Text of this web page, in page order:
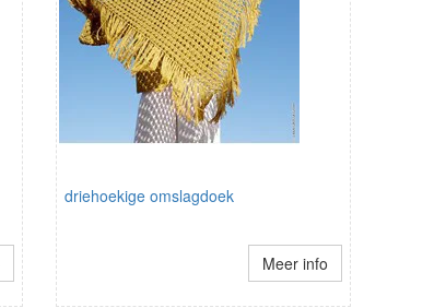
driehoekige omslagdoek
Meer info